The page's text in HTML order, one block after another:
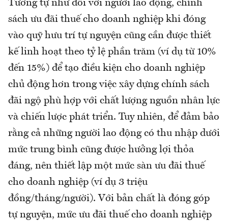
Tương tự như đối với người lao động, chính
sách ưu đãi thuế cho doanh nghiệp khi đóng
vào quỹ hưu trí tự nguyện cũng cần được thiết
kế linh hoạt theo tỷ lệ phần trăm (ví dụ từ 10%
đến 15%) để tạo điều kiện cho doanh nghiệp
chủ động hơn trong việc xây dựng chính sách
đãi ngộ phù hợp với chất lượng nguồn nhân lực
và chiến lược phát triển. Tuy nhiên, để đảm bảo
rằng cả những người lao động có thu nhập dưới
mức trung bình cũng được hưởng lợi thỏa
đáng, nên thiết lập một mức sàn ưu đãi thuế
cho doanh nghiệp (ví dụ 3 triệu
đồng/tháng/người). Với bản chất là đóng góp
tự nguyện, mức ưu đãi thuế cho doanh nghiệp